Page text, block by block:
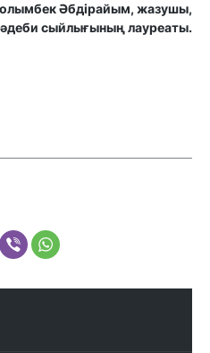
Әбдірайым, жазушы,
сыйлығының лауреаты.